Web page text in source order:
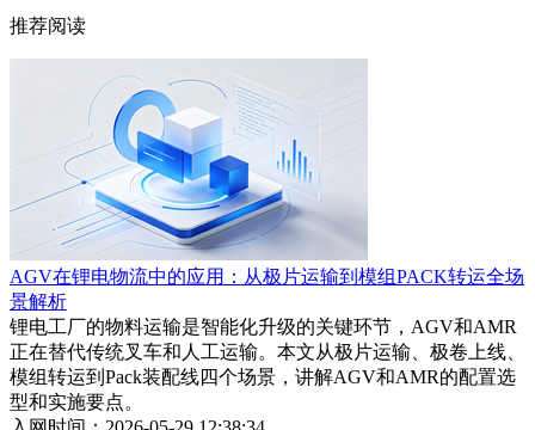
推荐阅读
AGV在锂电物流中的应用：从极片运输到模组PACK转运全场
景解析
锂电工厂的物料运输是智能化升级的关键环节，AGV和AMR
正在替代传统叉车和人工运输。本文从极片运输、极卷上线、
模组转运到Pack装配线四个场景，讲解AGV和AMR的配置选
型和实施要点。